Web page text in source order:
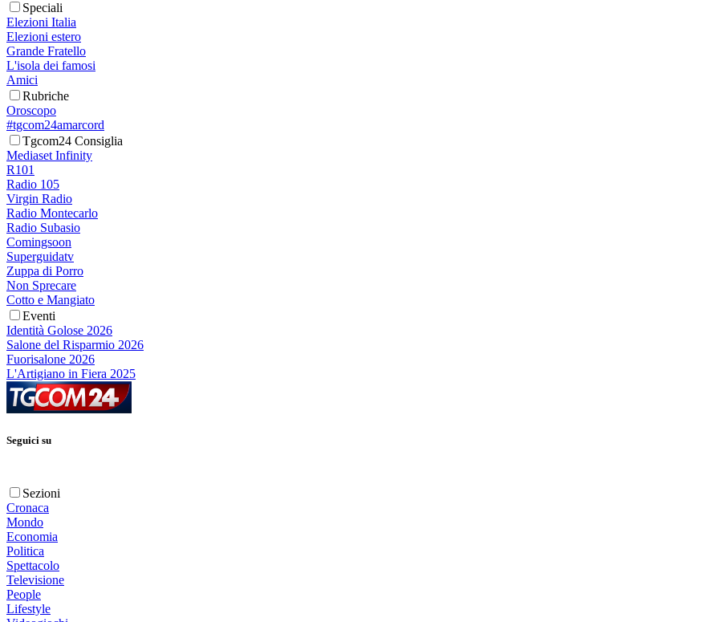
Speciali
Elezioni Italia
Elezioni estero
Grande Fratello
L'isola dei famosi
Amici
Rubriche
Oroscopo
#tgcom24amarcord
Tgcom24 Consiglia
Mediaset Infinity
R101
Radio 105
Virgin Radio
Radio Montecarlo
Radio Subasio
Comingsoon
Superguidatv
Zuppa di Porro
Non Sprecare
Cotto e Mangiato
Eventi
Identità Golose 2026
Salone del Risparmio 2026
Fuorisalone 2026
L'Artigiano in Fiera 2025
Seguici su
Sezioni
Cronaca
Mondo
Economia
Politica
Spettacolo
Televisione
People
Lifestyle